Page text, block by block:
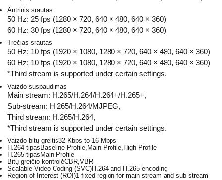
Antrinis srautas
50 Hz: 25 fps (1280 × 720, 640 × 480, 640 × 360)
60 Hz: 30 fps (1280 × 720, 640 × 480, 640 × 360)
Trečias srautas
50 Hz: 10 fps (1920 × 1080, 1280 × 720, 640 × 480, 640 × 360)
60 Hz: 10 fps (1920 × 1080, 1280 × 720, 640 × 480, 640 × 360)
*Third stream is supported under certain settings.
Vaizdo suspaudimas
Main stream: H.265/H.264/H.264+/H.265+,
Sub-stream: H.265/H.264/MJPEG,
Third stream: H.265/H.264,
*Third stream is supported under certain settings.
Vaizdo bitų greitis32 Kbps to 16 Mbps
H.264 tipas Baseline Profile,Main Profile,High Profile
H.265 tipas Main Profile
Bitų greičio kontrolėCBR,VBR
Scalable Video Coding (SVC)H.264 and H.265 encoding
Region of Interest (ROI)1 fixed region for main stream and sub-stream